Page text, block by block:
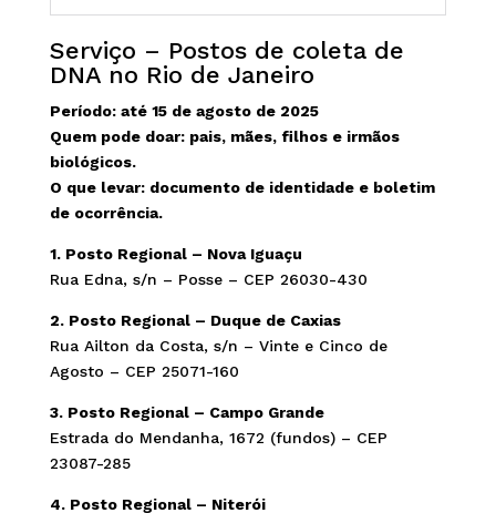
Serviço – Postos de coleta de
DNA no Rio de Janeiro
Período: até 15 de agosto de 2025
Quem pode doar: pais, mães, filhos e irmãos
biológicos.
O que levar: documento de identidade e boletim
de ocorrência.
1. Posto Regional – Nova Iguaçu
Rua Edna, s/n – Posse – CEP 26030-430
2. Posto Regional – Duque de Caxias
Rua Ailton da Costa, s/n – Vinte e Cinco de
Agosto – CEP 25071-160
3. Posto Regional – Campo Grande
Estrada do Mendanha, 1672 (fundos) – CEP
23087-285
4. Posto Regional – Niterói